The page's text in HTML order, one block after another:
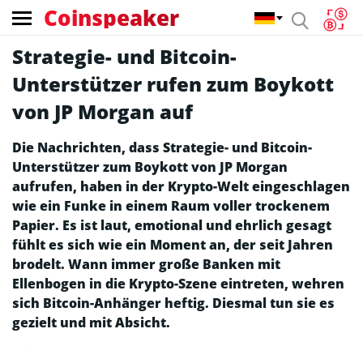
Coinspeaker
Strategie- und Bitcoin-
Unterstützer rufen zum Boykott
von JP Morgan auf
Die Nachrichten, dass Strategie- und Bitcoin-
Unterstützer zum Boykott von JP Morgan
aufrufen, haben in der Krypto-Welt eingeschlagen
wie ein Funke in einem Raum voller trockenem
Papier. Es ist laut, emotional und ehrlich gesagt
fühlt es sich wie ein Moment an, der seit Jahren
brodelt. Wann immer große Banken mit
Ellenbogen in die Krypto-Szene eintreten, wehren
sich Bitcoin-Anhänger heftig. Diesmal tun sie es
gezielt und mit Absicht.